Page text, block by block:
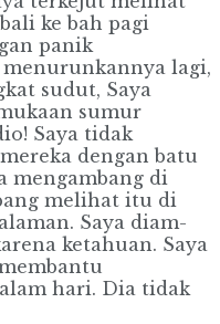
ke bah pagi
panik
lagi,
sudut, Saya
sumur
Saya tidak
dengan batu
mengambang di
melihat itu di
Saya diam-
ketahuan. Saya
hari. Dia tidak